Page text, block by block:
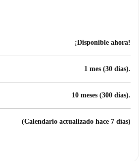
¡Disponible ahora!
1 mes (30 días).
10 meses (300 días).
(Calendario actualizado hace 7 días)